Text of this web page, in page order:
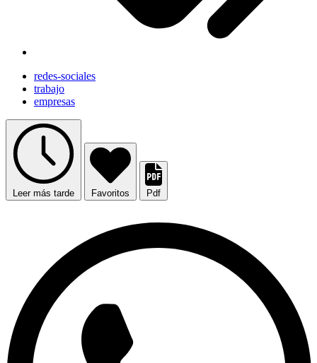
redes-sociales
trabajo
empresas
Leer más tarde Favoritos Pdf